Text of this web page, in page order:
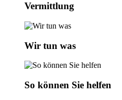
Vermittlung
Wir tun was
So können Sie helfen